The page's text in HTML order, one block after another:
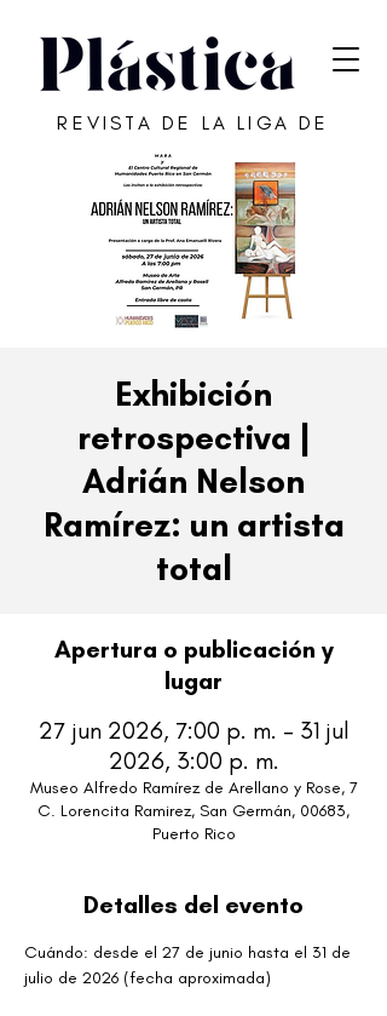
REVISTA DE LA LIGA DE
ARTE DE SAN JUAN
Exhibición
retrospectiva |
Adrián Nelson
Ramírez: un artista
total
Apertura o publicación y
lugar
27 jun 2026, 7:00 p. m. – 31 jul
2026, 3:00 p. m.
Museo Alfredo Ramírez de Arellano y Rose, 7
C. Lorencita Ramirez, San Germán, 00683,
Puerto Rico
Detalles del evento
Cuándo: desde el 27 de junio hasta el 31 de
julio de 2026 (fecha aproximada)